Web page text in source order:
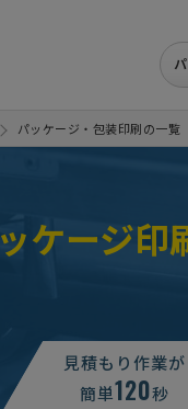
パッケージ・包装印刷の一覧
ケージ印
見積もり作業が
簡単120秒
仕切り、キャラメル箱一
刷の見積もり依頼 予